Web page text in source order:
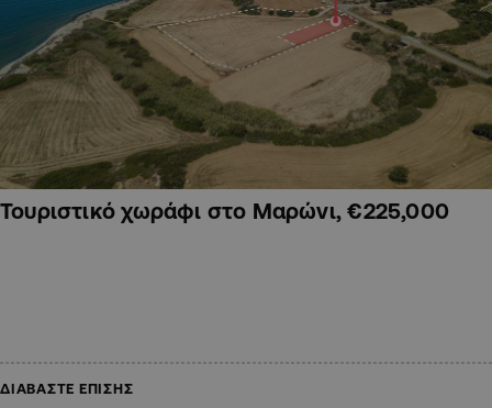
Τουριστικό χωράφι στο Μαρώνι, €225,000
ΔΙΑΒΑΣΤΕ ΕΠΙΣΗΣ